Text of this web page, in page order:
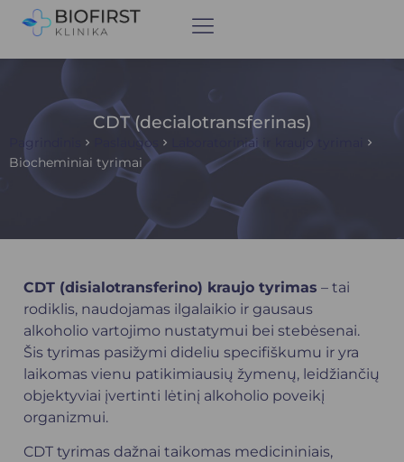
CDT (decialotransferinas)
Pagrindinis Paslaugos
Laboratoriniai ir kraujo tyrimai
Biocheminiai tyrimai
CDT (disialotransferino) kraujo tyrimas – tai
rodiklis, naudojamas ilgalaikio ir gausaus
alkoholio vartojimo nustatymui bei stebėsenai.
Šis tyrimas pasižymi dideliu specifiškumu ir yra
laikomas vienu patikimiausių žymenų, leidžiančių
objektyviai įvertinti lėtinį alkoholio poveikį
organizmui.
CDT tyrimas dažnai taikomas medicininiais,